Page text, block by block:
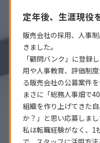
定年後、生涯現役
販売会社の採用、人事
きました。
「顧問バンク」に登録
用や人事教育、評価制
る販売会社の公募案件を
まさに「総務人事畑で
組織を作り上げてきた
か？」と思い応募しまし
私は転職経験がなく、1